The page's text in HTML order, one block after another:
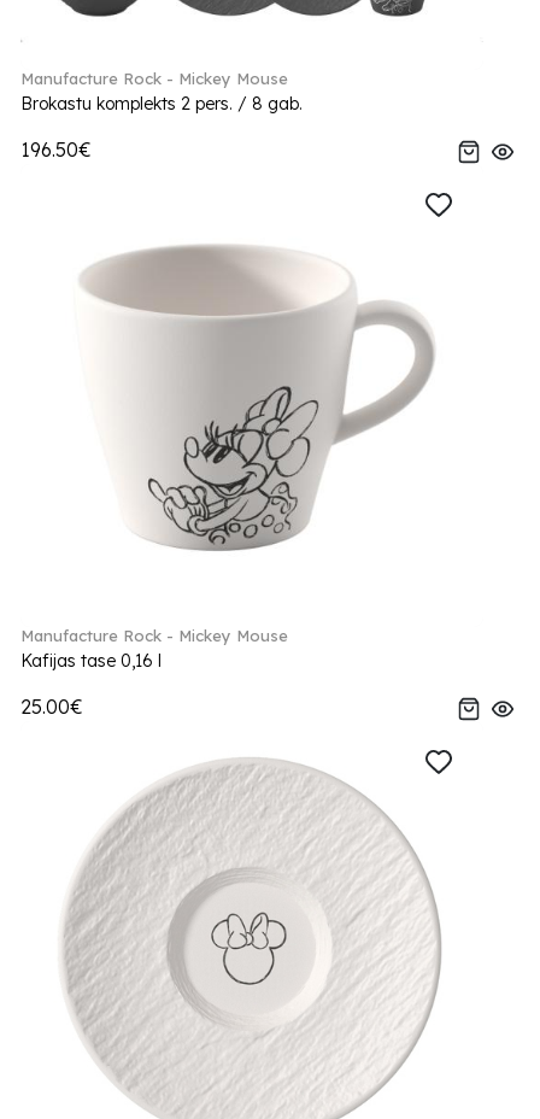
Manufacture Rock - Mickey Mouse
Brokastu komplekts 2 pers. / 8 gab.
196.50€
Manufacture Rock - Mickey Mouse
Kafijas tase 0,16 l
25.00€